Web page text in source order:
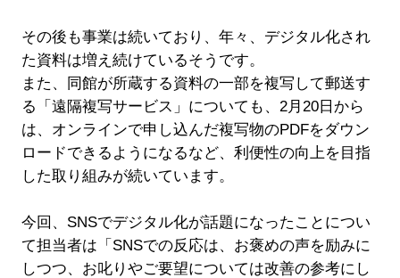
その後も事業は続いており、年々、デジタル化され
た資料は増え続けているそうです。
また、同館が所蔵する資料の一部を複写して郵送す
る「遠隔複写サービス」についても、2月20日から
は、オンラインで申し込んだ複写物のPDFをダウン
ロードできるようになるなど、利便性の向上を目指
した取り組みが続いています。
今回、SNSでデジタル化が話題になったことについ
て担当者は「SNSでの反応は、お褒めの声を励みに
しつつ、お叱りやご要望については改善の参考にし